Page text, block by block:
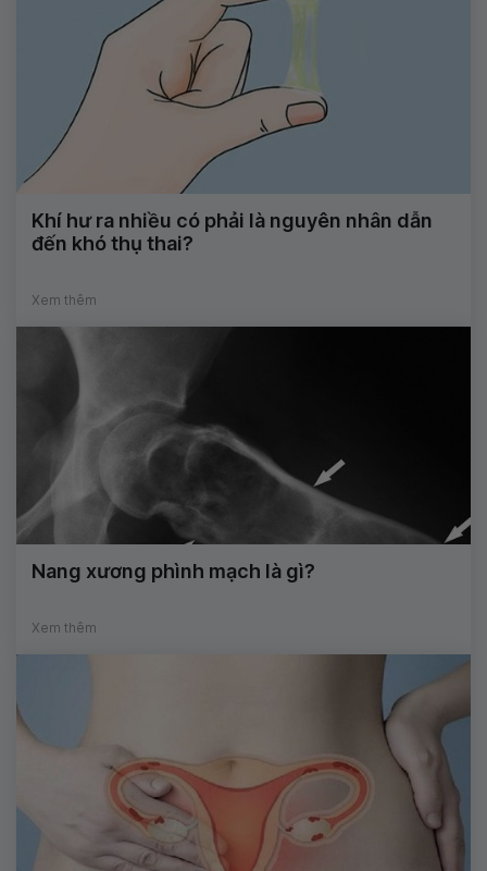
Khí hư ra nhiều có phải là nguyên nhân dẫn
đến khó thụ thai?
Xem thêm
Nang xương phình mạch là gì?
Xem thêm